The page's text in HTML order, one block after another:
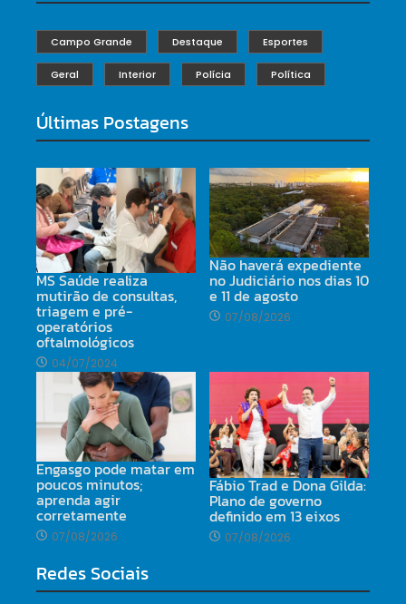
Campo Grande Destaque Esportes
Geral Interior Polícia Política
Últimas Postagens
MS Saúde realiza
mutirão de consultas,
triagem e pré-
operatórios
oftalmológicos
04/07/2024
Não haverá expediente
no Judiciário nos dias 10
e 11 de agosto
07/08/2026
Engasgo pode matar em
poucos minutos;
aprenda agir
corretamente
07/08/2026
Fábio Trad e Dona Gilda:
Plano de governo
definido em 13 eixos
07/08/2026
Redes Sociais